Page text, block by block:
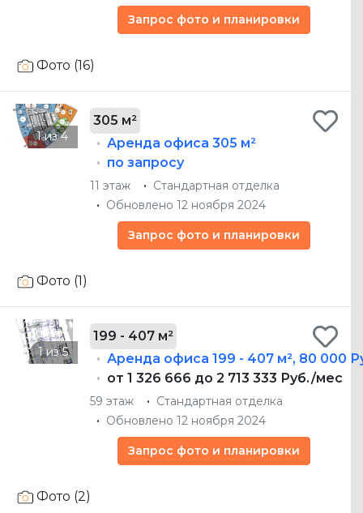
Запрос фото и планировки
Фото (16)
305 м²
Аренда офиса 305 м²
по запросу
11 этаж
Стандартная отделка
Обновлено 12 ноября 2024
Запрос фото и планировки
Фото (1)
199 - 407 м²
Аренда офиса 199 - 407 м², 80 000
от 1 326 666 до 2 713 333 Руб./мес
59 этаж
Стандартная отделка
Обновлено 12 ноября 2024
Запрос фото и планировки
Фото (2)